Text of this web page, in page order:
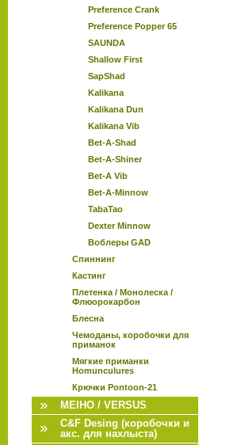
Preference Crank
Preference Popper 65
SAUNDA
Shallow First
SapShad
Kalikana
Kalikana Dun
Kalikana Vib
Bet-A-Shad
Bet-A-Shiner
Bet-A Vib
Bet-A-Minnow
TabaTao
Dexter Minnow
Воблеры GAD
Спиннинг
Кастинг
Плетенка / Монолеска /
Флюорокарбон
Блесна
Чемоданы, коробочки для
приманок
Мягкие приманки
Homunculures
Крючки Pontoon-21
MEIHO / VERSUS
C&F Desing (коробочки и
акс. для нахлыста)